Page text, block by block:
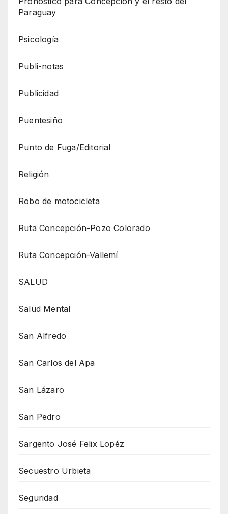
Paraguay
Psicología
Publi-notas
Publicidad
Puentesiño
Punto de Fuga/Editorial
Religión
Robo de motocicleta
Ruta Concepción-Pozo Colorado
Ruta Concepción-Vallemí
SALUD
Salud Mental
San Alfredo
San Carlos del Apa
San Lázaro
San Pedro
Sargento José Felix Lopéz
Secuestro Urbieta
Seguridad